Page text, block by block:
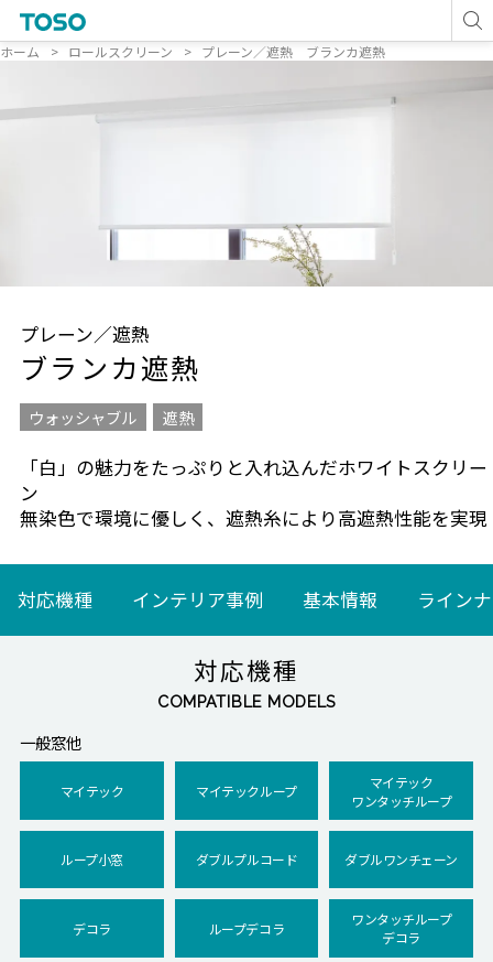
ホーム ロールスクリーン プレーン／遮熱 ブランカ遮熱
プレーン／遮熱
ブランカ遮熱
「白」の魅力をたっぷりと入れ込んだホワイトスクリー
ン
無染色で環境に優しく、遮熱糸により高遮熱性能を実現
ウォッシャブル 遮熱
対応機種 インテリア事例 基本情報 ライン
対応機種
COMPATIBLE MODELS
一般窓他
マイテック マイテックループ
マイテック
ワンタッチループ
ループ小窓 ダブルプルコード ダブルワンチェーン
デコラ ループデコラ
ワンタッチループ
デコラ